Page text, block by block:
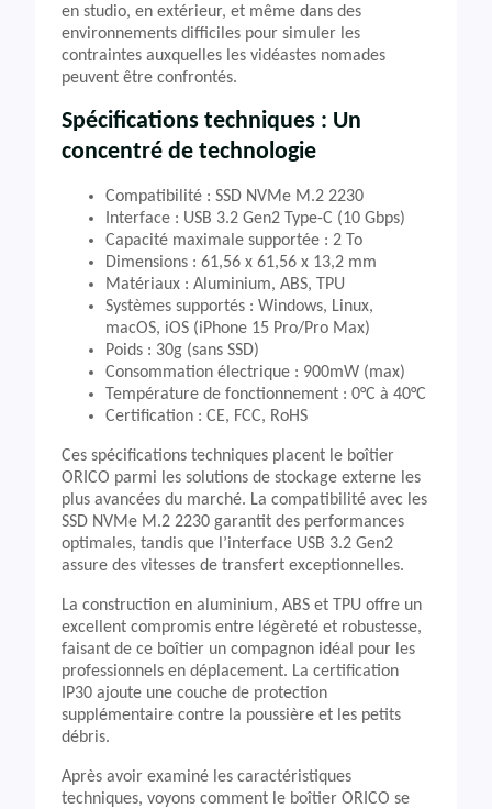
en studio, en extérieur, et même dans des
environnements difficiles pour simuler les
contraintes auxquelles les vidéastes nomades
peuvent être confrontés.
Spécifications techniques : Un
concentré de technologie
Compatibilité : SSD NVMe M.2 2230
Interface : USB 3.2 Gen2 Type-C (10 Gbps)
Capacité maximale supportée : 2 To
Dimensions : 61,56 x 61,56 x 13,2 mm
Matériaux : Aluminium, ABS, TPU
Systèmes supportés : Windows, Linux,
macOS, iOS (iPhone 15 Pro/Pro Max)
Poids : 30g (sans SSD)
Consommation électrique : 900mW (max)
Température de fonctionnement : 0°C à 40°C
Certification : CE, FCC, RoHS
Ces spécifications techniques placent le boîtier
ORICO parmi les solutions de stockage externe les
plus avancées du marché. La compatibilité avec les
SSD NVMe M.2 2230 garantit des performances
optimales, tandis que l’interface USB 3.2 Gen2
assure des vitesses de transfert exceptionnelles.
La construction en aluminium, ABS et TPU offre un
excellent compromis entre légèreté et robustesse,
faisant de ce boîtier un compagnon idéal pour les
professionnels en déplacement. La certification
IP30 ajoute une couche de protection
supplémentaire contre la poussière et les petits
débris.
Après avoir examiné les caractéristiques
techniques, voyons comment le boîtier ORICO se